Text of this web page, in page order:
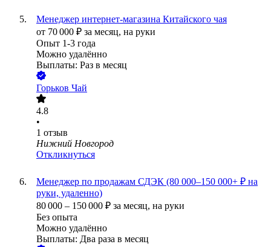
Менеджер интернет-магазина Китайского чая
от 70 000 ₽ за месяц, на руки
Опыт 1-3 года
Можно удалённо
Выплаты: Раз в месяц
Горьков Чай
4.8
•
1 отзыв
Нижний Новгород
Откликнуться
Менеджер по продажам СДЭК (80 000–150 000+ ₽ на
руки, удаленно)
80 000 – 150 000 ₽ за месяц, на руки
Без опыта
Можно удалённо
Выплаты: Два раза в месяц